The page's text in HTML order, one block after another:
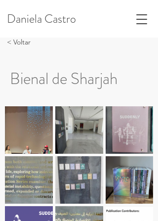
Daniela Castro
< Voltar
Bienal de Sharjah